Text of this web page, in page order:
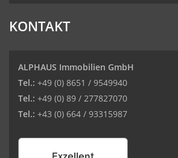
KONTAKT
ALPHAUS Immobilien GmbH
Tel.: +49 (0) 8651 / 9549940
Tel.: +49 (0) 89 / 277827070
Tel.: +43 (0) 664 / 93315987